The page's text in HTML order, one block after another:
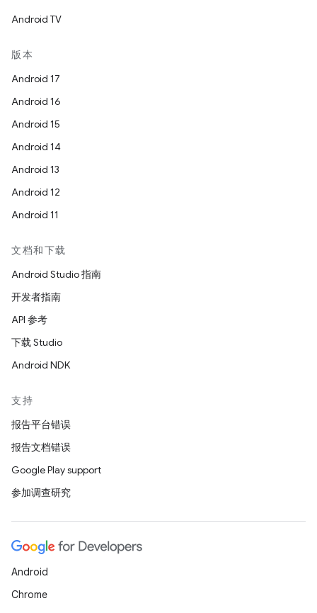
Android TV
版本
Android 17
Android 16
Android 15
Android 14
Android 13
Android 12
Android 11
文档和下载
Android Studio 指南
开发者指南
API 参考
下载 Studio
Android NDK
支持
报告平台错误
报告文档错误
Google Play support
参加调查研究
Android
Chrome